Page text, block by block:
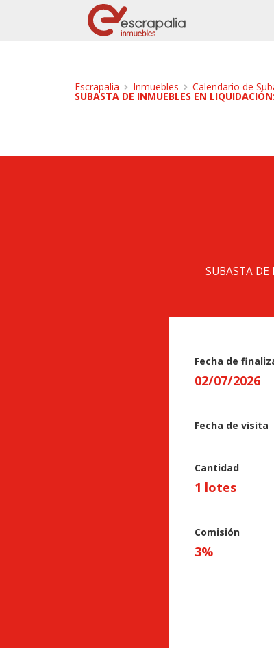
Escrapalia Inmuebles Calendario de
SUBASTA DE INMUEBLES EN
SUBASTA
Fecha de
02/07/2026
Fecha de visita
Cantidad
1 lotes
Comisión
3%